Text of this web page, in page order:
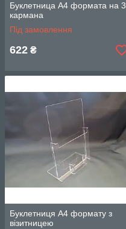
Буклетница А4 формата на 3
кармана
Під замовлення
622 ₴
Буклетниця А4 формату з
візитницею